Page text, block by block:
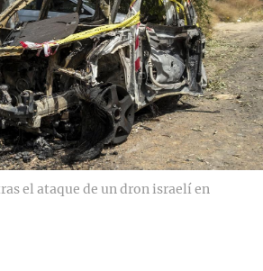
el ataque de un dron israelí en